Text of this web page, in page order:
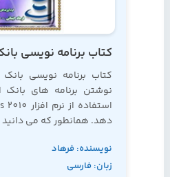
کتاب برنامه نویسی بانک
نوشتن برنامه های بانک
دهد. همانطور که می دانید
دارای قدرت بسیاری می باشد.
نویسنده: فرهاد
ایمانی
زبان: فارسی